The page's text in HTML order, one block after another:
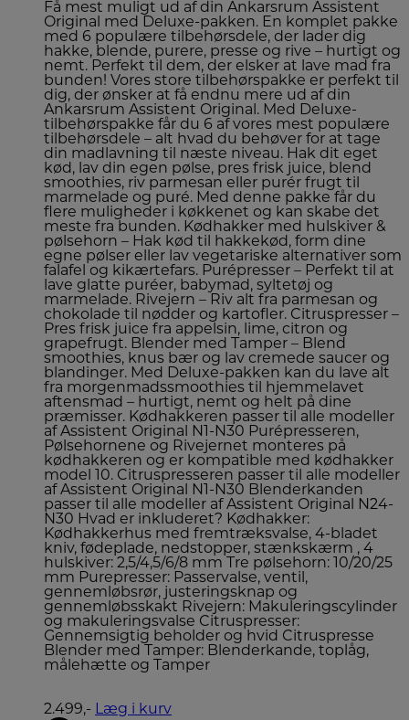
Få mest muligt ud af din Ankarsrum Assistent
Original med Deluxe-pakken. En komplet pakke
med 6 populære tilbehørsdele, der lader dig
hakke, blende, purere, presse og rive – hurtigt og
nemt. Perfekt til dem, der elsker at lave mad fra
bunden! Vores store tilbehørspakke er perfekt til
dig, der ønsker at få endnu mere ud af din
Ankarsrum Assistent Original. Med Deluxe-
tilbehørspakke får du 6 af vores mest populære
tilbehørsdele – alt hvad du behøver for at tage
din madlavning til næste niveau. Hak dit eget
kød, lav din egen pølse, pres frisk juice, blend
smoothies, riv parmesan eller purér frugt til
marmelade og puré. Med denne pakke får du
flere muligheder i køkkenet og kan skabe det
meste fra bunden. Kødhakker med hulskiver &
pølsehorn – Hak kød til hakkekød, form dine
egne pølser eller lav vegetariske alternativer som
falafel og kikærtefars. Purépresser – Perfekt til at
lave glatte puréer, babymad, syltetøj og
marmelade. Rivejern – Riv alt fra parmesan og
chokolade til nødder og kartofler. Citruspresser –
Pres frisk juice fra appelsin, lime, citron og
grapefrugt. Blender med Tamper – Blend
smoothies, knus bær og lav cremede saucer og
blandinger. Med Deluxe-pakken kan du lave alt
fra morgenmadssmoothies til hjemmelavet
aftensmad – hurtigt, nemt og helt på dine
præmisser. Kødhakkeren passer til alle modeller
af Assistent Original N1-N30 Purépresseren,
Pølsehornene og Rivejernet monteres på
kødhakkeren og er kompatible med kødhakker
model 10. Citruspresseren passer til alle modeller
af Assistent Original N1-N30 Blenderkanden
passer til alle modeller af Assistent Original N24-
N30 Hvad er inkluderet? Kødhakker:
Kødhakkerhus med fremtræksvalse, 4-bladet
kniv, fødeplade, nedstopper, stænkskærm , 4
hulskiver: 2,5/4,5/6/8 mm Tre pølsehorn: 10/20/25
mm Purepresser: Passervalse, ventil,
gennemløbsrør, justeringsknap og
gennemløbsskakt Rivejern: Makuleringscylinder
og makuleringsvalse Citruspresser:
Gennemsigtig beholder og hvid Citruspresse
Blender med Tamper: Blenderkande, toplåg,
målehætte og Tamper
2.499,- Læg i kurv